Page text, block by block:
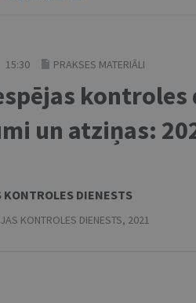
15:30 PRAKSES MATERIĀLI
kontroles
un atziņas:
DIENESTS
KONTROLES DIENESTS, 2021